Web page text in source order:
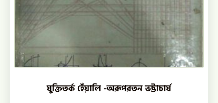
যুক্তিতর্ক হেঁয়ালি -অরূপরতন ভট্টাচার্য